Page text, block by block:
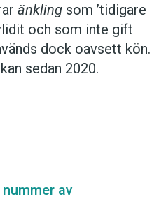
änkling som ’tidigare
och som inte gift
dock oavsett kön.
sedan 2020.
av